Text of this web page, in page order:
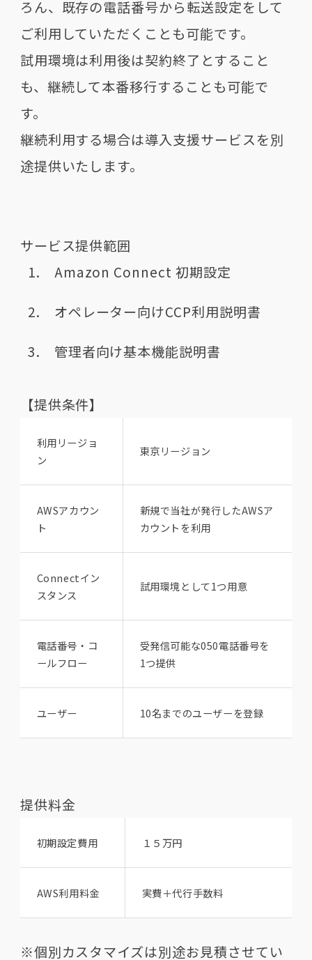
ろん、既存の電話番号から転送設定をして
ご利用していただくことも可能です。
試用環境は利用後は契約終了とすること
も、継続して本番移行することも可能で
す。
継続利用する場合は導入支援サービスを別
途提供いたします。
サービス提供範囲
Amazon Connect 初期設定
オペレーター向けCCP利用説明書
管理者向け基本機能説明書
【提供条件】
利用リージョ
ン
東京リージョン
AWSアカウン
ト
新規で当社が発行したAWSア
カウントを利用
Connectイン
スタンス
試用環境として1つ用意
電話番号・コ
ールフロー
受発信可能な050電話番号を
1つ提供
ユーザー 10名までのユーザーを登録
提供料金
初期設定費用 １５万円
AWS利用料金 実費＋代行手数料
※個別カスタマイズは別途お見積させてい